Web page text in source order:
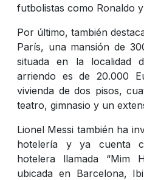
futbolistas como Ronaldo
Por último, también
París, una mansión de
situada en la localidad
arriendo es de 20.000
vivienda de dos pisos,
teatro, gimnasio y un
Lionel Messi también ha
hotelería y ya cuenta
hotelera llamada “Mim
ubicada en Barcelona,